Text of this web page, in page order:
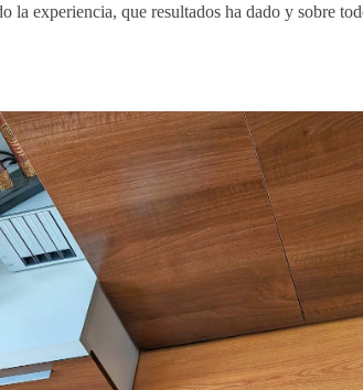
la experiencia, que resultados ha dado y sobre